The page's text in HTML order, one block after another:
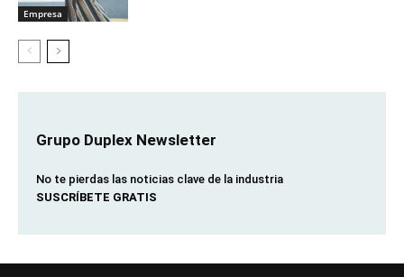
Empresa
Grupo Duplex Newsletter
No te pierdas las noticias clave de la industria
SUSCRÍBETE GRATIS